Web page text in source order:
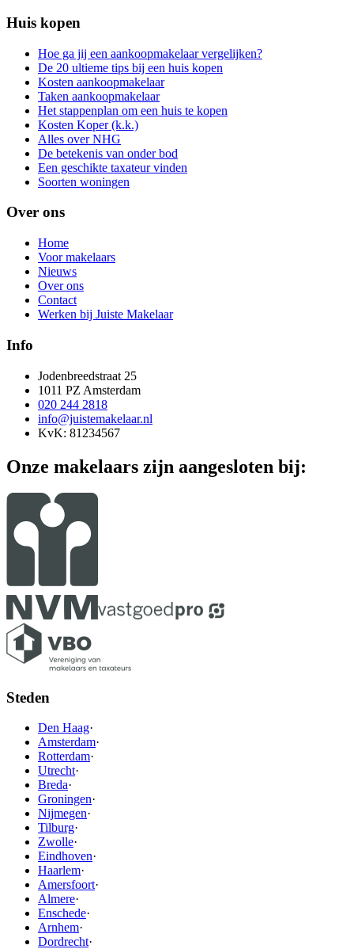
Huis kopen
Hoe ga jij een aankoopmakelaar vergelijken?
De 20 ultieme tips bij een huis kopen
Kosten aankoopmakelaar
Taken aankoopmakelaar
Het stappenplan om een huis te kopen
Kosten Koper (k.k.)
Alles over NHG
De betekenis van onder bod
Een geschikte taxateur vinden
Soorten woningen
Over ons
Home
Voor makelaars
Nieuws
Over ons
Contact
Werken bij Juiste Makelaar
Info
Jodenbreedstraat 25
1011 PZ Amsterdam
020 244 2818
info@juistemakelaar.nl
KvK: 81234567
Onze makelaars zijn aangesloten bij:
Steden
Den Haag·
Amsterdam·
Rotterdam·
Utrecht·
Breda·
Groningen·
Nijmegen·
Tilburg·
Zwolle·
Eindhoven·
Haarlem·
Amersfoort·
Almere·
Enschede·
Arnhem·
Dordrecht·